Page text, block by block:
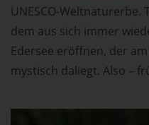
UNESCO-
dem aus sich immer
Edersee eröffnen, der
mystisch daliegt. Also –